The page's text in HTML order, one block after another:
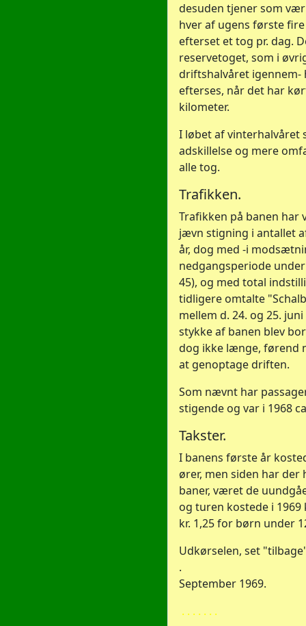
desuden tjener som
hver af ugens første
efterset et tog pr. dag.
reservetoget, som i
driftshalvåret igennem-
efterses, når det har
kilometer.
I løbet af
adskillelse og mere
alle tog.
Trafikken.
Trafikken på banen
jævn stigning i antallet
år, dog med -i
nedgangsperiode
45), og med total
tidligere omtalte
mellem d. 24. og 25.
stykke af banen blev
dog ikke længe, førend
at genoptage driften.
Som nævnt har
stigende og var i 1968
Takster.
I banens første år
ører, men siden har der
baner, været de
og turen kostede i 1969
kr. 1,25 for børn under
Udkørselen, set
.
September 1969.
. . . . . . .